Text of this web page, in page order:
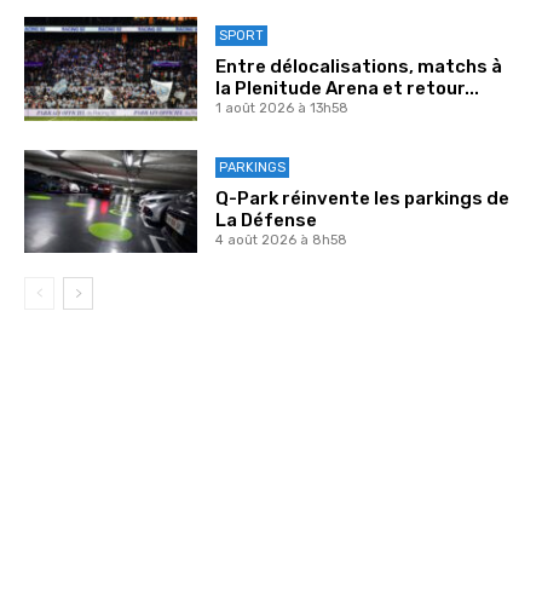
SPORT
Entre délocalisations, matchs à
la Plenitude Arena et retour...
1 août 2026 à 13h58
PARKINGS
Q-Park réinvente les parkings de
La Défense
4 août 2026 à 8h58